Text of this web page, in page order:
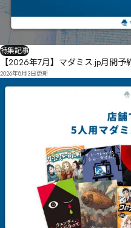
特集記事
【2026年7月】マダミス.jp月間
2026年8月3日更新